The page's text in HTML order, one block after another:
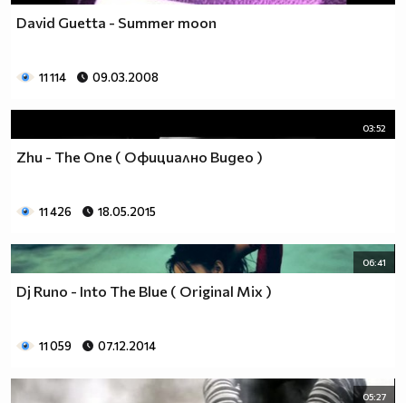
David Guetta - Summer moon
11 114 09.03.2008
03:52
Zhu - The One ( Официално Видео )
11 426 18.05.2015
06:41
Dj Runo - Into The Blue ( Оriginal Mix )
11 059 07.12.2014
05:27